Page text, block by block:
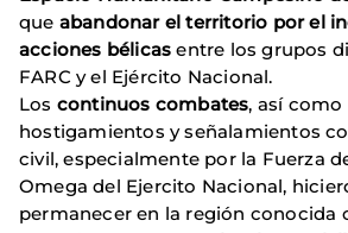
que abandonar el territorio por el
acciones bélicas entre los grupos
FARC y el Ejército Nacional.
Los continuos combates, así como
hostigamientos y señalamientos
civil, especialmente por la Fuerza
Omega del Ejercito Nacional,
permanecer en la región conocida